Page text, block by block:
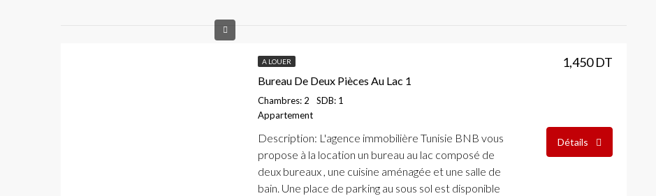
A LOUER
Bureau De Deux Pièces Au Lac 1
Chambres: 2
SDB: 1
Appartement
Description: L'agence immobilière Tunisie BNB vous
propose à la location un bureau au lac composé de
deux bureaux , une cuisine aménagée et une salle de
bain. Une place de parking au sous sol est disponible
1,450 DT
Détails